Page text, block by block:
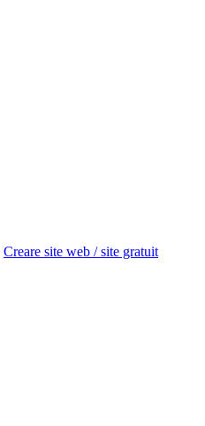
Creare site web / site gratuit